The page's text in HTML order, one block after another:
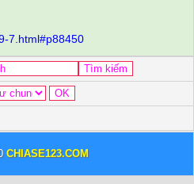
7.html#p88450
CHIASE123.COM